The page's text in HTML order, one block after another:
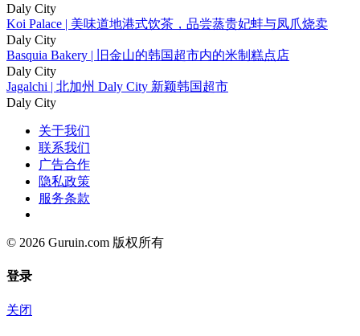
Daly City
Koi Palace | 美味道地港式饮茶，品尝蒸贵妃蚌与凤爪烧卖
Daly City
Basquia Bakery | 旧金山的韩国超市内的米制糕点店
Daly City
Jagalchi | 北加州 Daly City 新颖韩国超市
Daly City
关于我们
联系我们
广告合作
隐私政策
服务条款
© 2026 Guruin.com 版权所有
登录
关闭